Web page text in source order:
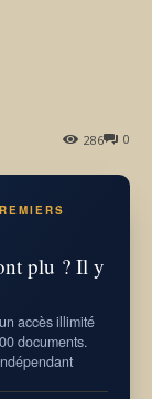
0
286
plu ? Il y
accès illimité
documents.